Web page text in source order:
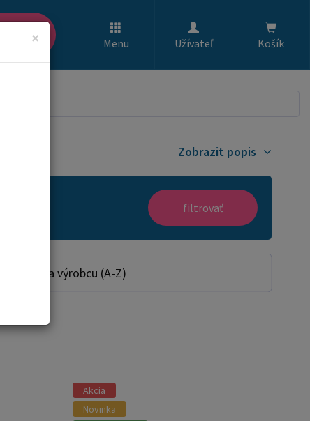
Menu Užívateľ Košík
Zobrazit popis
filtrovať
Podľa výrobcu (A-Z)
Akcia
Novinka
×